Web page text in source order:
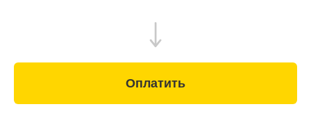
Оплатить